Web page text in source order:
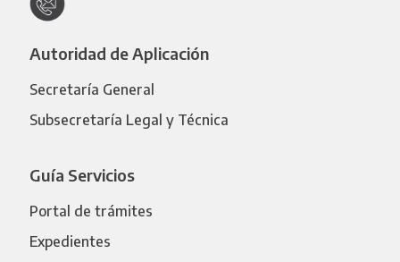
Autoridad de Aplicación
Secretaría General
Subsecretaría Legal y Técnica
Guía Servicios
Portal de trámites
Expedientes